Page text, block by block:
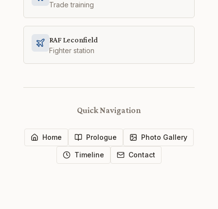
Trade training
RAF Leconfield
Fighter station
Quick Navigation
Home Prologue Photo Gallery
Timeline Contact